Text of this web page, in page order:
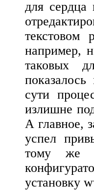
для
текстовом
например,
таковых
сути
излишне
А главное,
успел
тому же
установку